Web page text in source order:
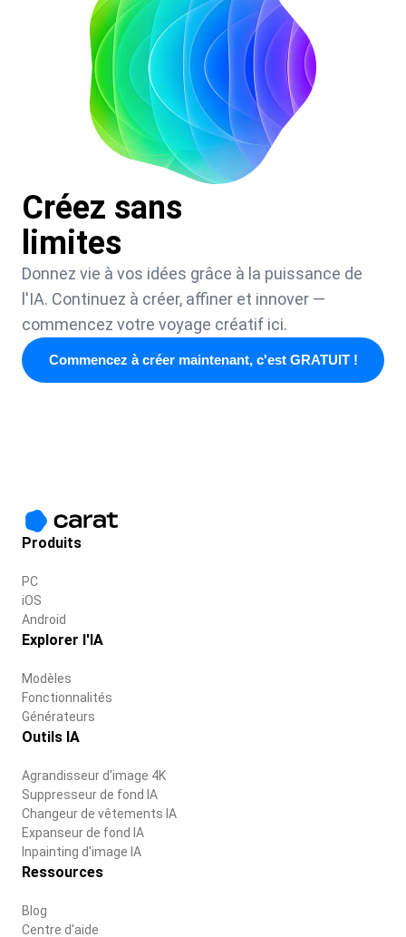
Créez sans
limites
Donnez vie à vos idées grâce à la puissance de
l'IA. Continuez à créer, affiner et innover —
commencez votre voyage créatif ici.
Commencez à créer maintenant, c'est GRATUIT !
Produits
PC
iOS
Android
Explorer l'IA
Modèles
Fonctionnalités
Générateurs
Outils IA
Agrandisseur d'image 4K
Suppresseur de fond IA
Changeur de vêtements IA
Expanseur de fond IA
Inpainting d'image IA
Ressources
Blog
Centre d'aide